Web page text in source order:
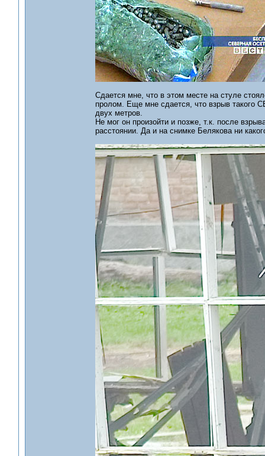
Сдается мне, что в этом месте на стуле
пролом. Еще мне сдается, что взрыв такого
двух метров.
Не мог он произойти и позже, т.к. после
расстоянии. Да и на снимке Белякова ни